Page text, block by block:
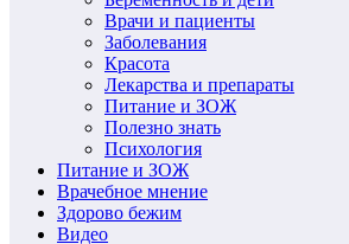
Врачи и пациенты
Заболевания
Красота
Лекарства и препараты
Питание и ЗОЖ
Полезно знать
Психология
Питание и ЗОЖ
Врачебное мнение
Здорово бежим
Видео